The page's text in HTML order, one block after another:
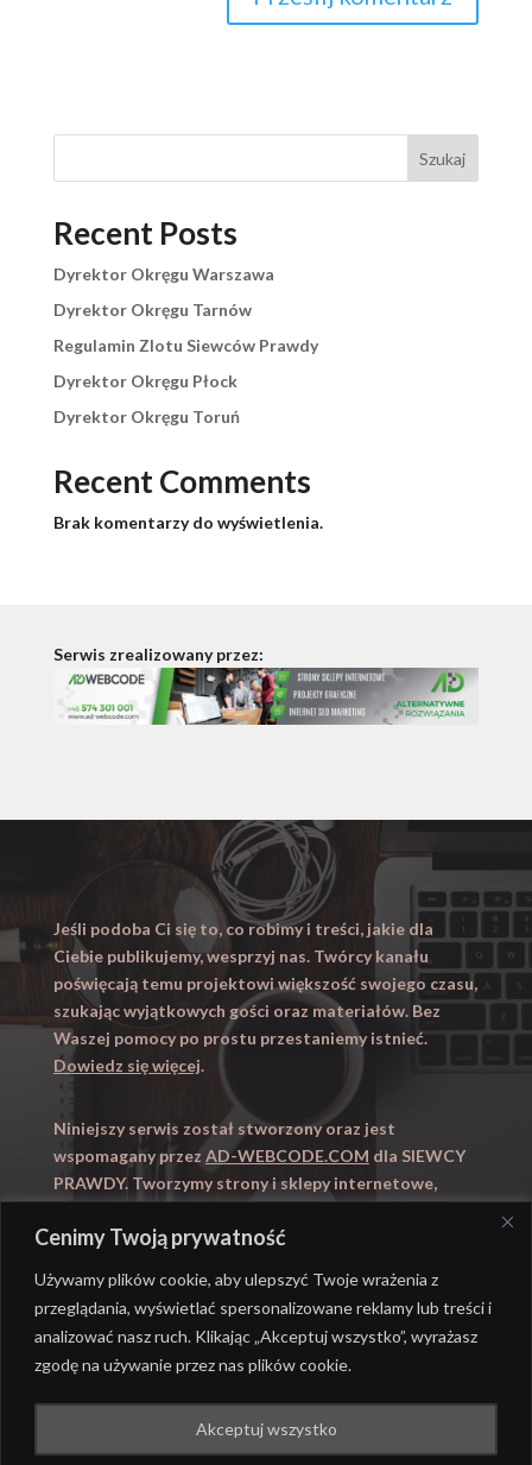
Cenimy Twoją prywatność
Używamy plików cookie, aby ulepszyć Twoje wrażenia z
przeglądania, wyświetlać spersonalizowane reklamy lub treści i
analizować nasz ruch. Klikając „Akceptuj wszystko”, wyrażasz
zgodę na używanie przez nas plików cookie.
Akceptuj wszystko
Szukaj
Recent Posts
Dyrektor Okręgu Warszawa
Dyrektor Okręgu Tarnów
Regulamin Zlotu Siewców Prawdy
Dyrektor Okręgu Płock
Dyrektor Okręgu Toruń
Recent Comments
Brak komentarzy do wyświetlenia.
Serwis zrealizowany przez:
Jeśli podoba Ci się to, co robimy i treści, jakie dla
Ciebie publikujemy, wesprzyj nas. Twórcy kanału
poświęcają temu projektowi większość swojego czasu,
szukając wyjątkowych gości oraz materiałów. Bez
Waszej pomocy po prostu przestaniemy istnieć.
Dowiedz się więcej.
Niniejszy serwis został stworzony oraz jest
wspomagany przez AD-WEBCODE.COM dla SIEWCY
PRAWDY. Tworzymy strony i sklepy internetowe,
Zapraszamy takze naWYUCZENI.PL
AD-WEBCODE.COM